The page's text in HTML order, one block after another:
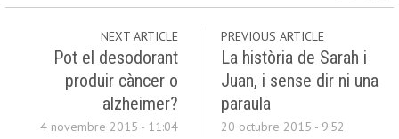
NEXT ARTICLE
Pot el desodorant
produir càncer o
alzheimer?
4 novembre 2015 - 11:04
PREVIOUS ARTICLE
La història de Sarah i
Juan, i sense dir ni una
paraula
20 octubre 2015 - 9:52